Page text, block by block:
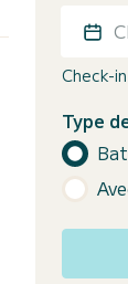
Check-in
Type